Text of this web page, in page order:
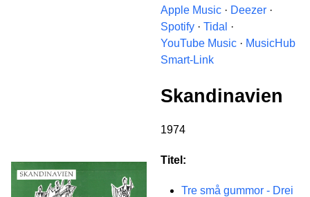
Apple Music · Deezer ·
Spotify · Tidal ·
YouTube Music · MusicHub
Smart-Link
Skandinavien
1974
Titel:
Tre små gummor - Drei